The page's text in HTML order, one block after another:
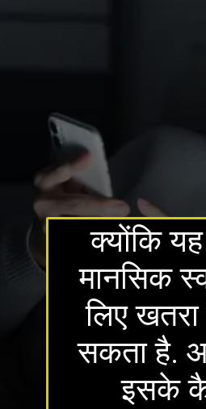
क्योंकि
मानसिक
लिए
सकता है.
इसके